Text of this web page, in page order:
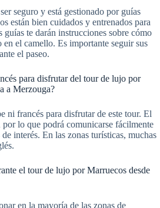
seguro y está gestionado por guías
están bien cuidados y entrenados para
guías te darán instrucciones sobre cómo
en el camello. Es importante seguir sus
el paseo.
para disfrutar del tour de lujo por
a Merzouga?
ni francés para disfrutar de este tour. El
lo que podrá comunicarse fácilmente
interés. En las zonas turísticas, muchas
el tour de lujo por Marruecos desde
en la mayoría de las zonas de